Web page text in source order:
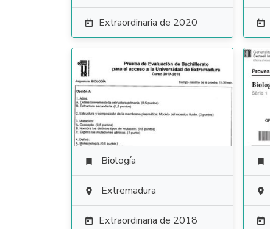
 Extraordinaria de 2020 
 Biología
 Extremadura
 Extraordinaria de 2018


